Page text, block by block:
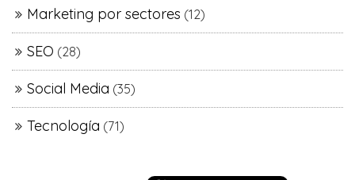
Marketing por sectores (12)
SEO (28)
Social Media (35)
Tecnología (71)